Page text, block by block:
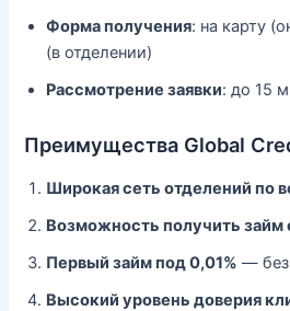
Форма получения: на карту
(в отделении)
Рассмотрение заявки: до 15
Преимущества Global
Широкая сеть отделений по
Возможность получить
Первый займ под 0,01% — без
Высокий уровень доверия